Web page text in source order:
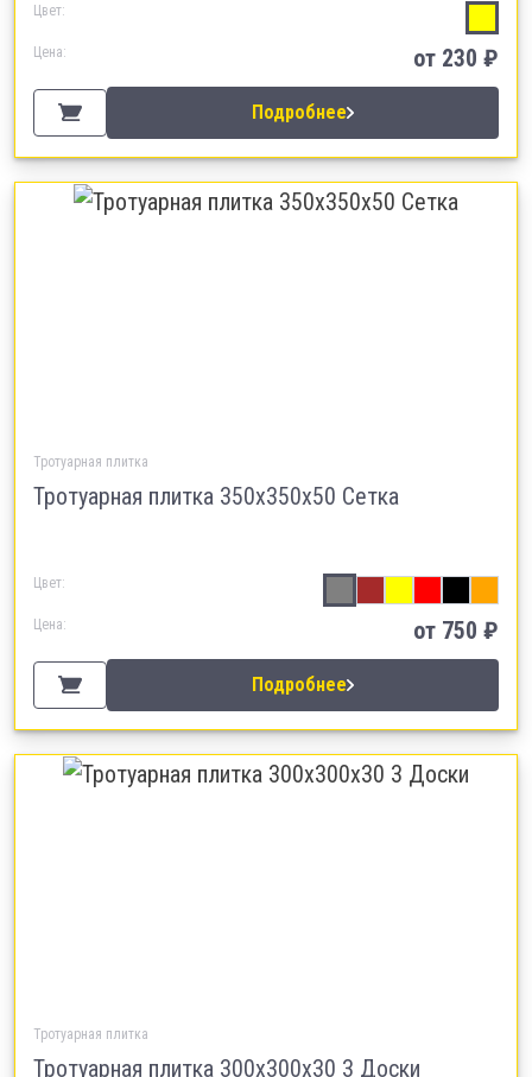
Цвет:
Цена: от 230 ₽
Подробнее
Тротуарная плитка
Тротуарная плитка 350х350х50 Сетка
Цвет:
Цена: от 750 ₽
Подробнее
Тротуарная плитка
Тротуарная плитка 300х300х30 3 Доски